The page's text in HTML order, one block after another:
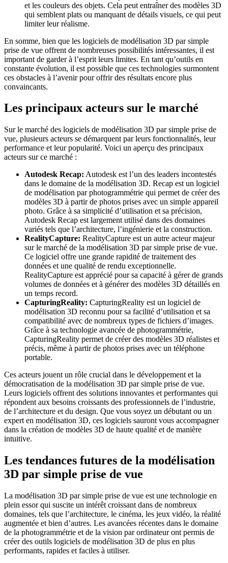
et les couleurs des objets. Cela peut entraîner des modèles 3D
qui semblent plats ou manquant de détails visuels, ce qui peut
limiter leur réalisme.
En somme, bien que les logiciels de modélisation 3D par simple
prise de vue offrent de nombreuses possibilités intéressantes, il est
important de garder à l’esprit leurs limites. En tant qu’outils en
constante évolution, il est possible que ces technologies surmontent
ces obstacles à l’avenir pour offrir des résultats encore plus
convaincants.
Les principaux acteurs sur le marché
Sur le marché des logiciels de modélisation 3D par simple prise de
vue, plusieurs acteurs se démarquent par leurs fonctionnalités, leur
performance et leur popularité. Voici un aperçu des principaux
acteurs sur ce marché :
Autodesk Recap: Autodesk est l’un des leaders incontestés
dans le domaine de la modélisation 3D. Recap est un logiciel
de modélisation par photogrammétrie qui permet de créer des
modèles 3D à partir de photos prises avec un simple appareil
photo. Grâce à sa simplicité d’utilisation et sa précision,
Autodesk Recap est largement utilisé dans des domaines
variés tels que l’architecture, l’ingénierie et la construction.
RealityCapture: RealityCapture est un autre acteur majeur
sur le marché de la modélisation 3D par simple prise de vue.
Ce logiciel offre une grande rapidité de traitement des
données et une qualité de rendu exceptionnelle.
RealityCapture est apprécié pour sa capacité à gérer de grands
volumes de données et à générer des modèles 3D détaillés en
un temps record.
CapturingReality: CapturingReality est un logiciel de
modélisation 3D reconnu pour sa facilité d’utilisation et sa
compatibilité avec de nombreux types de fichiers d’images.
Grâce à sa technologie avancée de photogrammétrie,
CapturingReality permet de créer des modèles 3D réalistes et
précis, même à partir de photos prises avec un téléphone
portable.
Ces acteurs jouent un rôle crucial dans le développement et la
démocratisation de la modélisation 3D par simple prise de vue.
Leurs logiciels offrent des solutions innovantes et performantes qui
répondent aux besoins croissants des professionnels de l’industrie,
de l’architecture et du design. Que vous soyez un débutant ou un
expert en modélisation 3D, ces logiciels sauront vous accompagner
dans la création de modèles 3D de haute qualité et de manière
intuitive.
Les tendances futures de la modélisation
3D par simple prise de vue
La modélisation 3D par simple prise de vue est une technologie en
plein essor qui suscite un intérêt croissant dans de nombreux
domaines, tels que l’architecture, le cinéma, les jeux vidéo, la réalité
augmentée et bien d’autres. Les avancées récentes dans le domaine
de la photogrammétrie et de la vision par ordinateur ont permis de
créer des outils logiciels de modélisation 3D de plus en plus
performants, rapides et faciles à utiliser.